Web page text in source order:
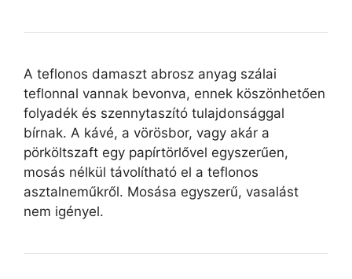
A teflonos damaszt abrosz anyag szálai
teflonnal vannak bevonva, ennek köszönhetően
folyadék és szennytaszító tulajdonsággal
bírnak. A kávé, a vörösbor, vagy akár a
pörköltszaft egy papírtörlővel egyszerűen,
mosás nélkül távolítható el a teflonos
asztalneműkről. Mosása egyszerű, vasalást
nem igényel.